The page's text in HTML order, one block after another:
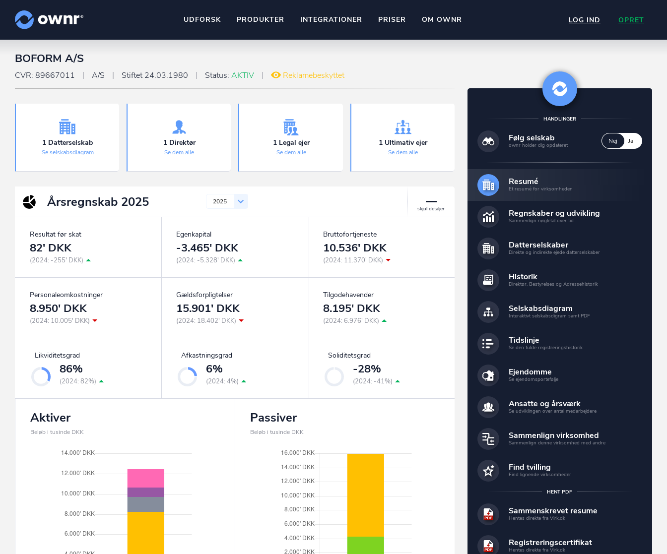
UDFORSK PRODUKTER
Hold dig opdateret og compliant
ownr Pipeline
Identificer salgsklare kundeemner
INTEGRATIONER
Kun fantasien sætter grænsen
Ownr ajour goes supersonic
PRISER OM OWNR LOG IND OPRET
BOFORM A/S
CVR: 89667011 A/S Stiftet 24.03.1980 Status: AKTIV Reklamebeskyttet
1 Datterselskab
Se selskabsdiagram
1 Direktør
Se dem alle
1 Legal ejer
Se dem alle
1 Ultimativ ejer
Se dem alle
Årsregnskab 2025 2025
Resultat før skat
82' DKK
(2024: -255' DKK)
Egenkapital
-3.465' DKK
(2024: -5.328' DKK)
Bruttofortjeneste
10.536' DKK
(2024: 11.370' DKK)
Personaleomkostninger
8.950' DKK
(2024: 10.005' DKK)
Gældsforpligtelser
15.901' DKK
(2024: 18.402' DKK)
Tilgodehavender
8.195' DKK
(2024: 6.976' DKK)
Likviditetsgrad
86%
(2024: 82%)
Afkastningsgrad
6%
(2024: 4%)
Soliditetsgrad
-28%
(2024: -41%)
Aktiver
Beløb i tusinde DKK
Passiver
Beløb i tusinde DKK
HANDLINGER
Følg selskab
ownr holder dig opdateret
Nej Ja
Resumé
Et resumé for virksomheden
Regnskaber og udvikling
Sammenlign nøgletal over tid
Datterselskaber
Direkte og indirekte ejede datterselskaber
Historik
Direktør, Bestyrelses og Adressehistorik
Selskabsdiagram
Interaktivt selskabsdigram samt PDF
Tidslinje
Se den fulde registreringshistorik
Ejendomme
Se ejendomsportefølje
Ansatte og årsværk
Se udviklingen over antal medarbejdere
Sammenlign virksomhed
Sammenlign denne virksomhed med andre
Find tvilling
Find lignende virksomheder
HENT PDF
Sammenskrevet resume
Hentes direkte fra Virk.dk
Registreringscertifikat
Hentes direkte fra Virk.dk